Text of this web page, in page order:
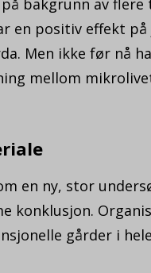
bakgrunn av
en positiv effekt
Men ikke før nå
mellom
en ny, stor
konklusjon.
gårder i